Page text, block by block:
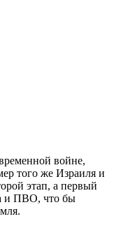
войне,
того же Израиля и
этап, а первый
и ПВО, что бы